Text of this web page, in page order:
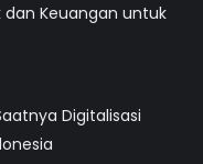
dan Keuangan untuk
Digitalisasi